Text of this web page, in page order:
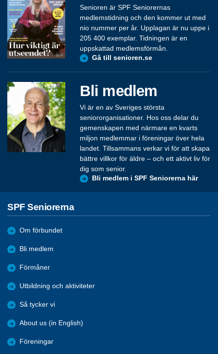
Senioren är SPF Seniorernas
medlemstidning och den kommer ut med
nio nummer per år. Upplagan är nu uppe i
205 400 exemplar. Tidningen är en
uppskattad medlemsförmån.
Gå till senioren.se
Bli medlem
Vi är en av Sveriges största
seniororganisationer. Hos oss delar du
gemenskapen med närmare en kvarts
miljon medlemmar i föreningar över hela
landet. Tillsammans verkar vi för att skapa
bättre villkor för äldre – och ett aktivt liv för
dig som senior.
Bli medlem i SPF Seniorerna här
SPF Seniorerna
Om förbundet
Bli medlem
Förmåner
Utbildning och aktiviteter
Så tycker vi
About us (in English)
Föreningar